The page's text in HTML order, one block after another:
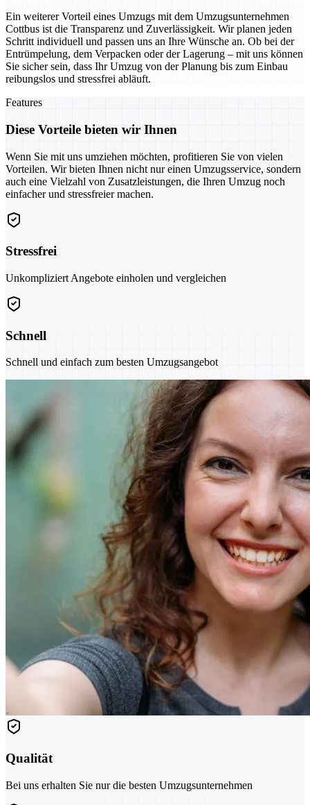
Ein weiterer Vorteil eines Umzugs mit dem Umzugsunternehmen
Cottbus ist die Transparenz und Zuverlässigkeit. Wir planen jeden
Schritt individuell und passen uns an Ihre Wünsche an. Ob bei der
Entrümpelung, dem Verpacken oder der Lagerung – mit uns können
Sie sicher sein, dass Ihr Umzug von der Planung bis zum Einbau
reibungslos und stressfrei abläuft.
Features
Diese Vorteile bieten wir Ihnen
Wenn Sie mit uns umziehen möchten, profitieren Sie von vielen
Vorteilen. Wir bieten Ihnen nicht nur einen Umzugsservice, sondern
auch eine Vielzahl von Zusatzleistungen, die Ihren Umzug noch
einfacher und stressfreier machen.
Stressfrei
Unkompliziert Angebote einholen und vergleichen
Schnell
Schnell und einfach zum besten Umzugsangebot
Qualität
Bei uns erhalten Sie nur die besten Umzugsunternehmen